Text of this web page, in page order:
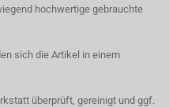
hochwertige gebrauchte
sich die Artikel in einem
überprüft, gereinigt und ggf.